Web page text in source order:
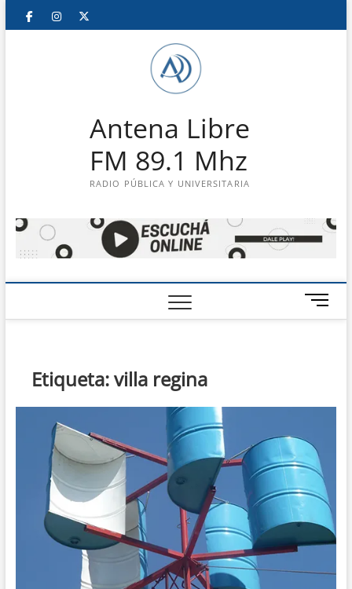
Saltar
FacebookInstagram
Antena Libre
FM 89.1 Mhz
RADIO PÚBLICA Y UNIVERSITARIA
B
o
n
ú
Etiqueta:villa regina